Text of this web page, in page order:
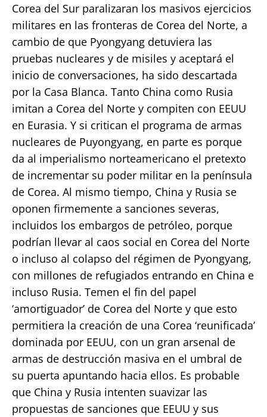
Corea del Sur paralizaran los masivos ejercicios
militares en las fronteras de Corea del Norte, a
cambio de que Pyongyang detuviera las
pruebas nucleares y de misiles y aceptará el
inicio de conversaciones, ha sido descartada
por la Casa Blanca. Tanto China como Rusia
imitan a Corea del Norte y compiten con EEUU
en Eurasia. Y si critican el programa de armas
nucleares de Puyongyang, en parte es porque
da al imperialismo norteamericano el pretexto
de incrementar su poder militar en la península
de Corea. Al mismo tiempo, China y Rusia se
oponen firmemente a sanciones severas,
incluidos los embargos de petróleo, porque
podrían llevar al caos social en Corea del Norte
o incluso al colapso del régimen de Pyongyang,
con millones de refugiados entrando en China e
incluso Rusia. Temen el fin del papel
‘amortiguador’ de Corea del Norte y que esto
permitiera la creación de una Corea ‘reunificada’
dominada por EEUU, con un gran arsenal de
armas de destrucción masiva en el umbral de
su puerta apuntando hacia ellos. Es probable
que China y Rusia intenten suavizar las
propuestas de sanciones que EEUU y sus